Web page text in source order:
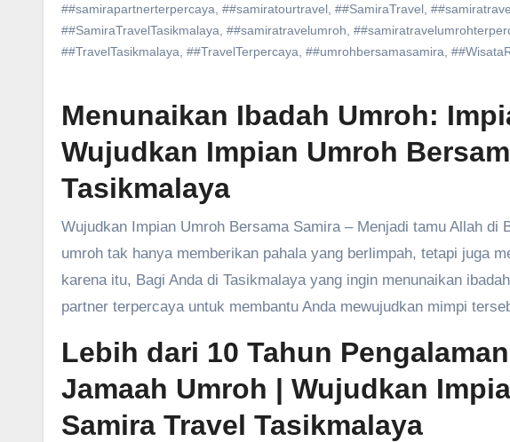
##samirapartnerterpercaya ##samiratourtravel ##SamiraTravel
##SamiraTravelTasikmalaya ##samiratravelumroh
##TravelTasikmalaya ##TravelTerpercaya ##umrohbersamasamira
Menunaikan Ibadah Umroh:
Wujudkan Impian Umroh
Tasikmalaya
Wujudkan Impian Umroh Bersama Samira – Menjadi tamu Allah di Baitullah merupakan impian setiap Muslim. Ibadah
umroh tak hanya memberikan pahala yang berlimpah, tetapi juga
karena itu, Bagi Anda di Tasikmalaya yang ingin menunaikan
partner terpercaya untuk membantu Anda mewujudkan mimpi
Lebih dari 10 Tahun
Jamaah Umroh | Wujudkan
Samira Travel Tasikmalaya